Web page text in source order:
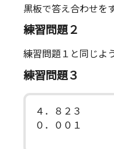
黒板で答え合わせを
練習問題２
練習問題１と同じよ
練習問題３
４．８２３
０．００１